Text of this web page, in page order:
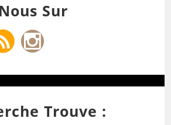
Sur
Trouve :